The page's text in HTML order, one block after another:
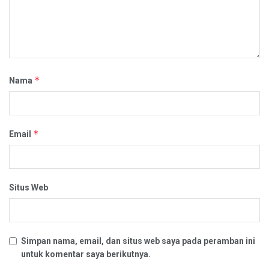
Nama *
Email *
Situs Web
Simpan nama, email, dan situs web saya pada peramban ini
untuk komentar saya berikutnya.